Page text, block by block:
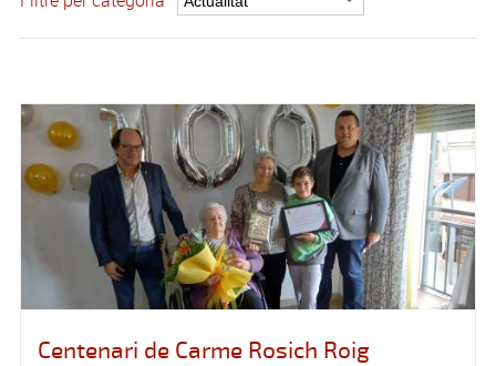
Centenari de Carme Rosich Roig